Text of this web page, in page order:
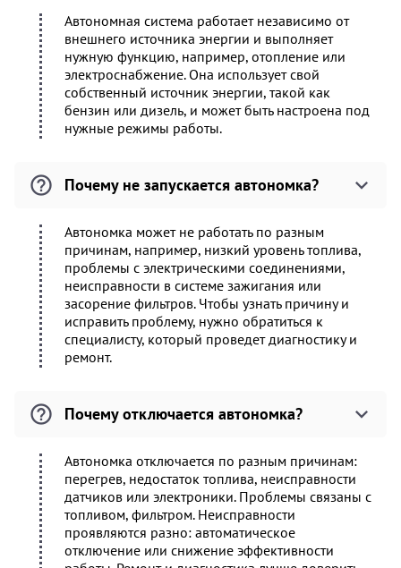
Автономная система работает независимо от
внешнего источника энергии и выполняет
нужную функцию, например, отопление или
электроснабжение. Она использует свой
собственный источник энергии, такой как
бензин или дизель, и может быть настроена под
нужные режимы работы.
Почему не запускается автономка?
Автономка может не работать по разным
причинам, например, низкий уровень топлива,
проблемы с электрическими соединениями,
неисправности в системе зажигания или
засорение фильтров. Чтобы узнать причину и
исправить проблему, нужно обратиться к
специалисту, который проведет диагностику и
ремонт.
Почему отключается автономка?
Автономка отключается по разным причинам:
перегрев, недостаток топлива, неисправности
датчиков или электроники. Проблемы связаны с
топливом, фильтром. Неисправности
проявляются разно: автоматическое
отключение или снижение эффективности